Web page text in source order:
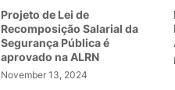
Projeto de Lei de
Recomposição Salarial da
Segurança Pública é
aprovado na ALRN
November 13, 2024